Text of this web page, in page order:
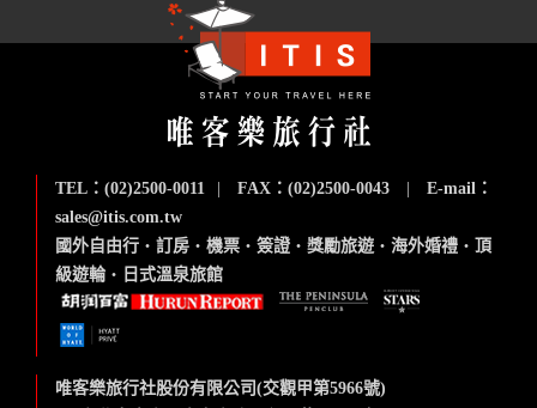
TEL：(02)2500-0011 FAX：(02)2500-0043
E-mail：
sales@itis.com.tw
國外自由行 ‧ 訂房 ‧ 機票 ‧ 簽證 ‧ 獎勵旅遊 ‧ 海外婚禮 ‧ 頂
級遊輪 ‧ 日式溫泉旅館
唯客樂旅行社股份有限公司(交觀甲第5966號)